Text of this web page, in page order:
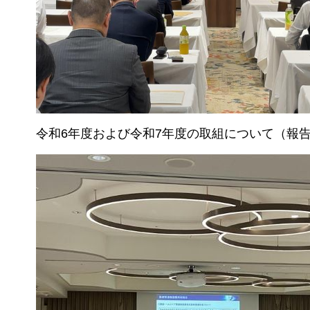
令和6年度および令和7年度の取組について（報